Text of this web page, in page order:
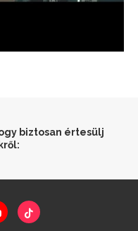
biztosan értesülj